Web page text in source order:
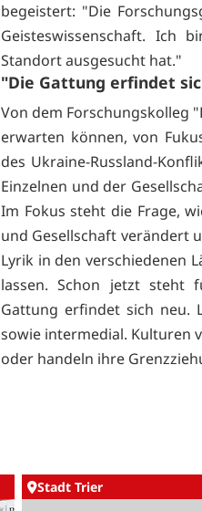
begeistert: "Die
Geisteswissenschaft. Ich
Standort ausgesucht hat."
"Die Gattung erfindet
Von dem Forschungskolleg
erwarten können, von
des Ukraine-Russland-
Einzelnen und der
Im Fokus steht die Frage,
und Gesellschaft verändert
Lyrik in den verschiedenen
lassen. Schon jetzt steht
Gattung erfindet sich neu.
sowie intermedial. Kulturen
oder handeln ihre
Stadt Trier